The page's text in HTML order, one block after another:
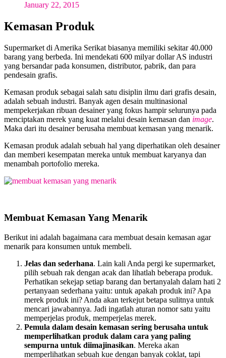
January 22, 2015
Kemasan Produk
Supermarket di Amerika Serikat biasanya memiliki sekitar 40.000
barang yang berbeda. Ini mendekati 600 milyar dollar AS industri
yang bersandar pada konsumen, distributor, pabrik, dan para
pendesain grafis.
Kemasan produk sebagai salah satu disiplin ilmu dari grafis desain,
adalah sebuah industri. Banyak agen desain multinasional
mempekerjakan ribuan desainer yang fokus hampir selurunya pada
menciptakan merek yang kuat melalui desain kemasan dan image.
Maka dari itu desainer berusaha membuat kemasan yang menarik.
Kemasan produk adalah sebuah hal yang diperhatikan oleh desainer
dan memberi kesempatan mereka untuk membuat karyanya dan
menambah portofolio mereka.
Membuat Kemasan Yang Menarik
Berikut ini adalah bagaimana cara membuat desain kemasan agar
menarik para konsumen untuk membeli.
Jelas dan sederhana. Lain kali Anda pergi ke supermarket,
pilih sebuah rak dengan acak dan lihatlah beberapa produk.
Perhatikan sekejap setiap barang dan bertanyalah dalam hati 2
pertanyaan sederhana yaitu: untuk apakah produk ini? Apa
merek produk ini? Anda akan terkejut betapa sulitnya untuk
mencari jawabannya. Jadi ingatlah aturan nomor satu yaitu
memperjelas produk, memperjelas merek.
Pemula dalam desain kemasan sering berusaha untuk
memperlihatkan produk dalam cara yang paling
sempurna untuk diimajinasikan. Mereka akan
memperlihatkan sebuah kue dengan banyak coklat, tapi